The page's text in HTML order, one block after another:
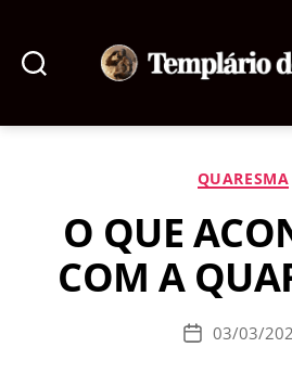
de
QUARESMA
O QUE
COM A
Data03/03/